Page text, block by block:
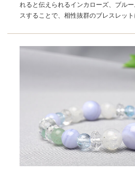
れると伝えられるインカローズ、ブル
スすることで、相性抜群のブレスレット